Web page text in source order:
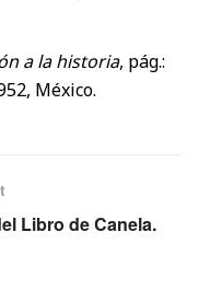
a la historia, pág.:
México.
Libro de Canela.